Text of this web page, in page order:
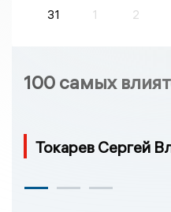
31
1 2
100 самых
Токарев Сергей